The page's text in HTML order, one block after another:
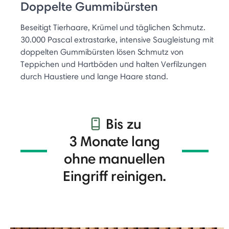
Doppelte Gummibürsten
Beseitigt Tierhaare, Krümel und täglichen Schmutz.
30.000 Pascal extrastarke, intensive Saugleistung mit
doppelten Gummibürsten lösen Schmutz von
Teppichen und Hartböden und halten Verfilzungen
durch Haustiere und lange Haare stand.
Bis zu
3 Monate lang
ohne manuellen
Eingriff reinigen.